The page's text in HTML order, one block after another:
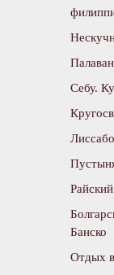
Себу.
Банско
Отдых